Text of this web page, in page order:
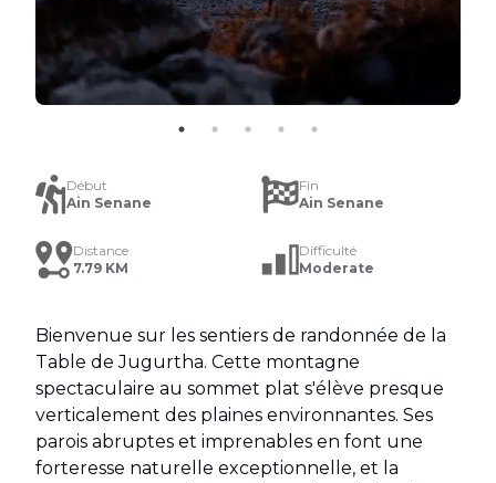
Début
Ain Senane
Fin
Ain Senane
Distance
7.79 KM
Difficulté
Moderate
Bienvenue sur les sentiers de randonnée de la
Table de Jugurtha. Cette montagne
spectaculaire au sommet plat s'élève presque
verticalement des plaines environnantes. Ses
parois abruptes et imprenables en font une
forteresse naturelle exceptionnelle, et la